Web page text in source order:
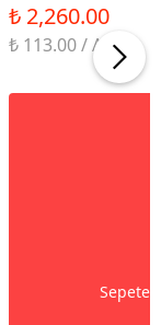
₺ 2,260.00
₺ 113.00 / Adet
Sepete